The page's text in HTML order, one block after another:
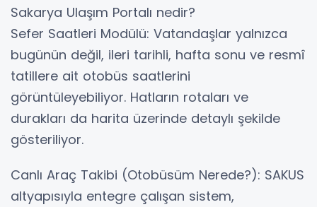
Sakarya Ulaşım Portalı nedir?
Sefer Saatleri Modülü: Vatandaşlar yalnızca
bugünün değil, ileri tarihli, hafta sonu ve resmî
tatillere ait otobüs saatlerini
görüntüleyebiliyor. Hatların rotaları ve
durakları da harita üzerinde detaylı şekilde
gösteriliyor.
Canlı Araç Takibi (Otobüsüm Nerede?): SAKUS
altyapısıyla entegre çalışan sistem,